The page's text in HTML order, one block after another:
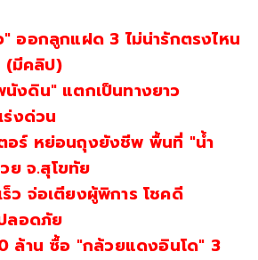
ออกลูกแฝด 3 ไม่น่ารักตรงไหน
(มีคลิป)
นังดิน" แตกเป็นทางยาว
งด่วน
อร์ หย่อนถุงยังชีพ พื้นที่ "น้ำ
ย จ.สุโขทัย
ร็ว จ่อเตียงผู้พิการ โชคดี
ลอดภัย
ล้าน ซื้อ "กล้วยแดงอินโด" 3